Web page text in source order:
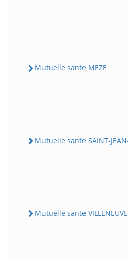
Mutuelle sante MEZE
Mutuelle sante SAINT-
Mutuelle sante